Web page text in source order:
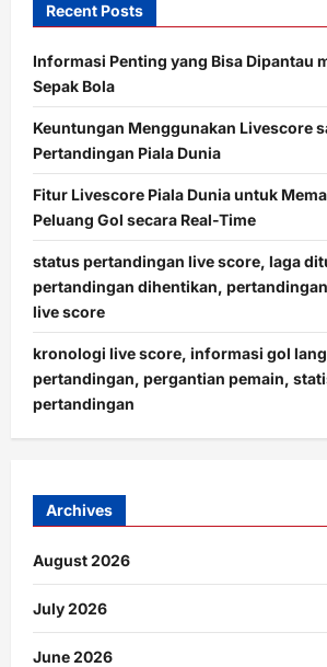
Recent Posts
Informasi Penting yang Bisa Dipantau
Sepak Bola
Keuntungan Menggunakan Livescore
Pertandingan Piala Dunia
Fitur Livescore Piala Dunia untuk
Peluang Gol secara Real-Time
status pertandingan live score, laga
pertandingan dihentikan,
live score
kronologi live score, informasi gol
pertandingan, pergantian pemain,
pertandingan
Archives
August 2026
July 2026
June 2026